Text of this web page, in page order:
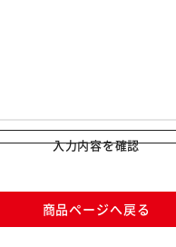
入力内容を確認
商品ページへ戻る